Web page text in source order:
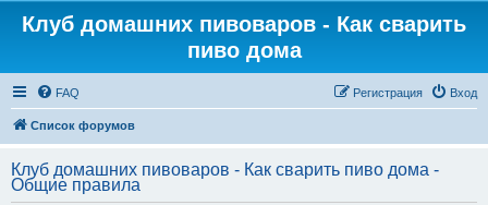
Клуб домашних пивоваров - Как cварить
пиво дома
FAQ Вход
Регистрация
Список форумов
Клуб домашних пивоваров - Как cварить пиво дома -
Общие правила